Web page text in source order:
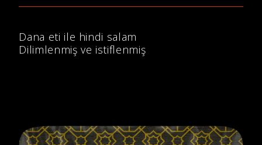
Dana eti ile hindi salam
Dilimlenmiş ve istiflenmiş